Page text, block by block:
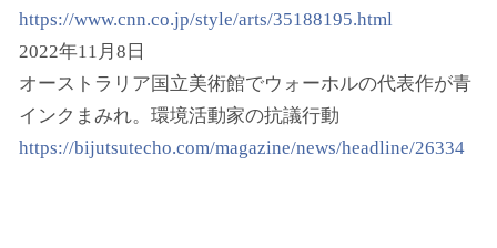
https://www.cnn.co.jp/style/arts/35188195.html
2022年11月8日
オーストラリア国立美術館でウォーホルの代表作が青
インクまみれ。環境活動家の抗議行動
https://bijutsutecho.com/magazine/news/headline/26334